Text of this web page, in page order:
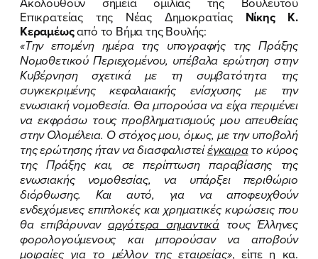
Επικρατείας της Νέας Δημοκρατίας Νίκης Κ.
Κεραμέωςαπό το Βήμα της Βουλής:
«Την επομένη ημέρα της υπογραφής της Πράξης
Νομοθετικού Περιεχομένου, υπέβαλα ερώτηση στην
Κυβέρνηση σχετικά με τη συμβατότητα της
συγκεκριμένης κεφαλαιακής ενίσχυσης με την
ενωσιακή νομοθεσία. Θα μπορούσα να είχα περιμένει
να εκφράσω τους προβληματισμούς μου απευθείας
στην Ολομέλεια. Ο στόχος μου, όμως, με την υποβολή
της ερώτησης ήταν να διασφαλιστείέγκαιρατο κύρος
της Πράξης και, σε περίπτωση παραβίασης της
ενωσιακής νομοθεσίας, να υπάρξει περιθώριο
διόρθωσης. Και αυτό, για να αποφευχθούν
ενδεχόμενες επιπλοκές και χρηματικές κυρώσεις που
θα επιβάρυναν αργότερα σημαντικά τους Έλληνες
φορολογούμενους και μπορούσαν να αποβούν
μοιραίες για το μέλλον της εταιρείας», είπε η κα.
ΤΗΛΕΦΩΝΟ *
EMAIL*
Αποδέχομαι τηνΠολιτική
Προστασίας Προσωπικών
Δεδομένωνκαι τους τουςΌρους
Χρήσηςτου δικτυακού τόπου του
Πολιτικού Γραφείου της Βουλευτού
Νίκης Κεραμέως
ΥΠΟΒΟΛΗ
ΤΗΛΕΦΩΝΟ
EMAIL*
Αποδέχομαι τηνΠολιτική
Προστασίας Προσωπικών
Δεδομένωνκαι τους τουςΌρους
Χρήσηςτου δικτυακού τόπου του
Πολιτικού Γραφείου της Βουλευτού
Νίκης Κεραμέως
ΥΠΟΒΟΛΗ